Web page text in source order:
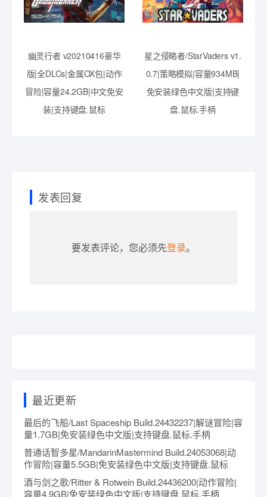
幽灵行者 v20210416豪华
版|全DLCs|金属OX包|动作
冒险|容量24.2GB|中文免安
装|支持键盘.鼠标
星之侵略者/StarVaders v1.
0.7|策略模拟|容量934MB|
免安装绿色中文版|支持键
盘.鼠标.手柄
发表回复
要发表评论，您必须先登录。
最近更新
最后的飞船/Last Spaceship Build.24432237|解谜冒险|容
量1.7GB|免安装绿色中文版|支持键盘.鼠标.手柄
普通话智多星/MandarinMastermind Build.24053068|动
作冒险|容量5.5GB|免安装绿色中文版|支持键盘.鼠标
酒与剑之歌/Ritter & Rotwein Build.24436200|动作冒险|
容量4.9GB|免安装绿色中文版|支持键盘.鼠标.手柄